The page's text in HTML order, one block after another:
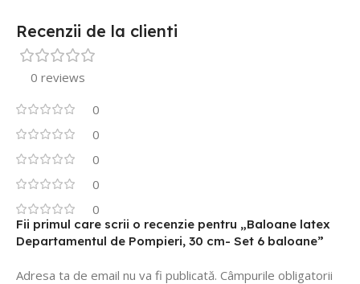
Recenzii de la clienti
0 reviews
0
0
0
0
0
Fii primul care scrii o recenzie pentru „Baloane latex
Departamentul de Pompieri, 30 cm- Set 6 baloane”
Adresa ta de email nu va fi publicată. Câmpurile obligatorii